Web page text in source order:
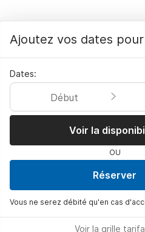
Ajoutez vos dates
Dates:
Début
Voir la
OU
Réserver
Vous ne serez débité qu'en cas
Voir la grille